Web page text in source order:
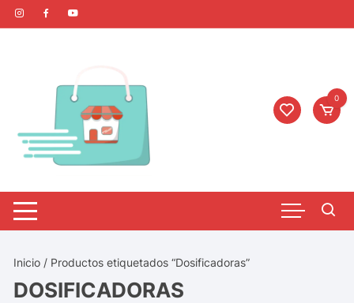
0
Inicio / Productos etiquetados “Dosificadoras”
DOSIFICADORAS